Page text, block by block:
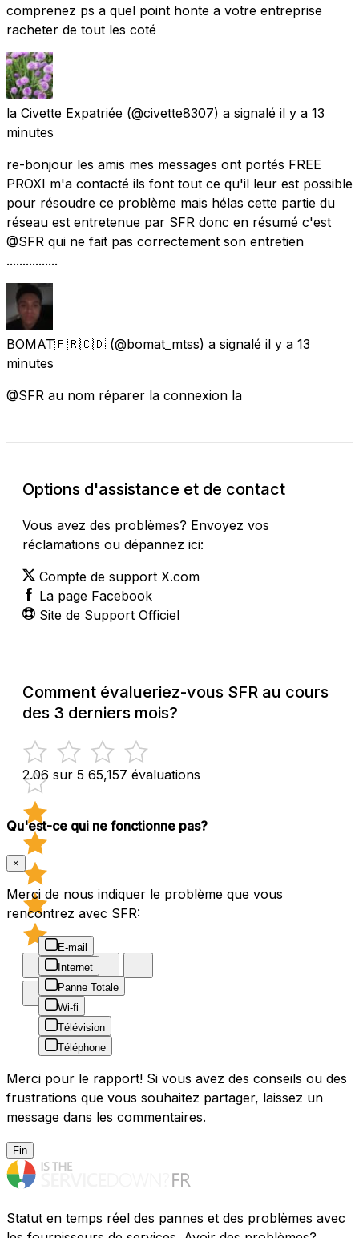
comprenez ps a quel point honte a votre entreprise
racheter de tout les coté
la Civette Expatriée (@civette8307) a signalé il y a 13
minutes
re-bonjour les amis mes messages ont portés FREE
PROXI m'a contacté ils font tout ce qu'il leur est possible
pour résoudre ce problème mais hélas cette partie du
réseau est entretenue par SFR donc en résumé c'est
@SFR qui ne fait pas correctement son entretien
................
BOMAT🇫🇷🇨🇩 (@bomat_mtss) a signalé il y a 13
minutes
@SFR au nom réparer la connexion la
Options d'assistance et de contact
Vous avez des problèmes? Envoyez vos
réclamations ou dépannez ici:
Compte de support X.com
La page Facebook
Site de Support Officiel
Comment évalueriez-vous SFR au cours
des 3 derniers mois?
2.06 sur 5 65,157 évaluations
Qu'est-ce qui ne fonctionne pas?
×
Merci de nous indiquer le problème que vous
rencontrez avec SFR:
E-mail
Internet
Panne Totale
Wi-fi
Télévision
Téléphone
Merci pour le rapport! Si vous avez des conseils ou des
frustrations que vous souhaitez partager, laissez un
message dans les commentaires.
Fin
Statut en temps réel des pannes et des problèmes avec